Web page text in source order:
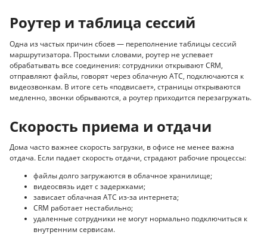
Роутер и таблица сессий
Одна из частых причин сбоев — переполнение таблицы сессий
маршрутизатора. Простыми словами, роутер не успевает
обрабатывать все соединения: сотрудники открывают CRM,
отправляют файлы, говорят через облачную АТС, подключаются к
видеозвонкам. В итоге сеть «подвисает», страницы открываются
медленно, звонки обрываются, а роутер приходится перезагружать.
Скорость приема и отдачи
Дома часто важнее скорость загрузки, в офисе не менее важна
отдача. Если падает скорость отдачи, страдают рабочие процессы:
файлы долго загружаются в облачное хранилище;
видеосвязь идет с задержками;
зависает облачная АТС из-за интернета;
CRM работает нестабильно;
удаленные сотрудники не могут нормально подключиться к
внутренним сервисам.